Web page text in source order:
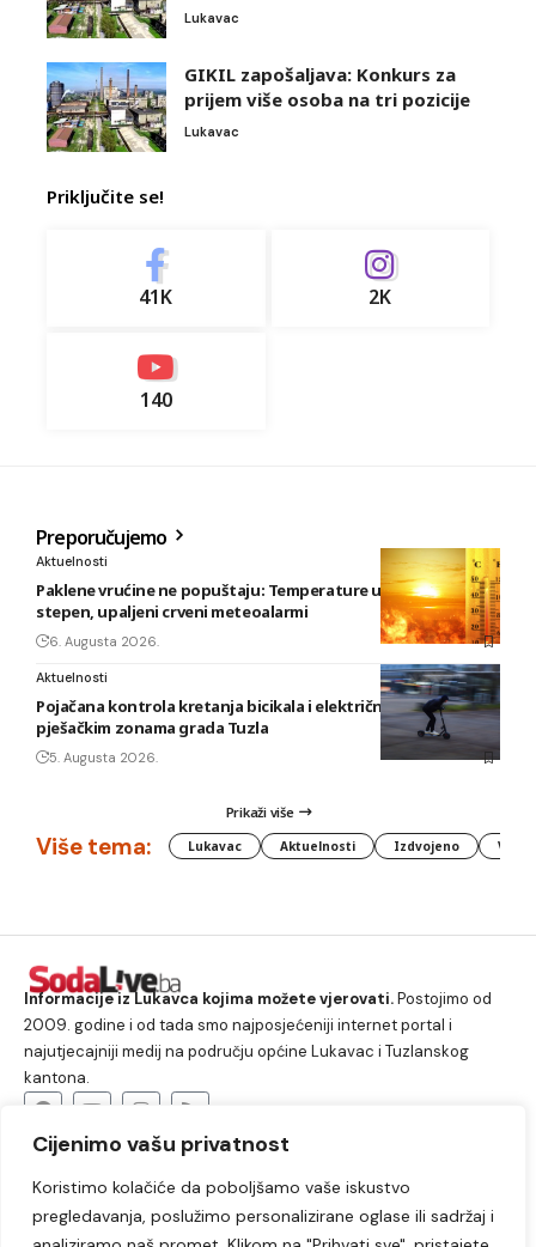
Cijenimo vašu privatnost
Koristimo kolačiće da poboljšamo vaše iskustvo
pregledavanja, poslužimo personalizirane oglase ili sadržaj i
Lukavac
GIKIL zapošaljava: Konkurs za
prijem više osoba na tri pozicije
Lukavac
Priključite se!
41K 2K
140
Preporučujemo
Aktuelnosti
Paklene vrućine ne popuštaju: Temperature u BiH i do 41
stepen, upaljeni crveni meteoalarmi
6. Augusta 2026.
Aktuelnosti
Pojačana kontrola kretanja bicikala i električnih romobila u
pješačkim zonama grada Tuzla
5. Augusta 2026.
Prikaži više
Više tema: Lukavac Aktuelnosti Izdvojeno
Informacije iz Lukavca kojima možete vjerovati.Postojimo od
2009. godine i od tada smo najposjećeniji internet portal i
najutjecajniji medij na području općine Lukavac i Tuzlanskog
kantona.
Lukavac Društvo Crna hronika
Sport
Kultura
Kolumne Slobodno vrijeme